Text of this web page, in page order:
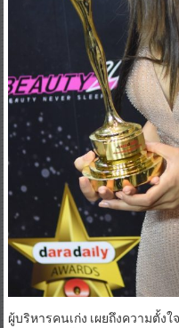
ผู้บริหารคนเก่ง เผยถึงความตั้ง